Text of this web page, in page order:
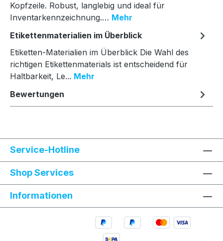
Kopfzeile. Robust, langlebig und ideal für
Inventarkennzeichnung.… Mehr
Etikettenmaterialien im Überblick
Etiketten-Materialien im Überblick Die Wahl des
richtigen Etikettenmaterials ist entscheidend für
Haltbarkeit, Le... Mehr
Bewertungen
Service-Hotline
Shop Services
Informationen